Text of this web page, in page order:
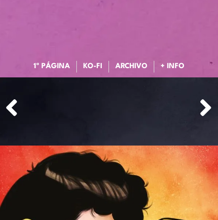
1ª PÁGINA KO-FI ARCHIVO + INFO